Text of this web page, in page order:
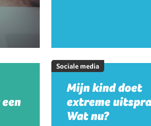
Sociale media
Mijn kind doet
extreme
Wat nu?